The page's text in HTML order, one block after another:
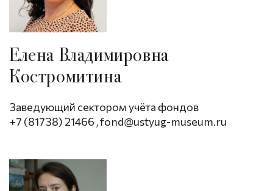
Елена Владимировна
Костромитина
Заведующий сектором учёта фондов
+7 (81738) 21466 ,fond@ustyug-museum.ru